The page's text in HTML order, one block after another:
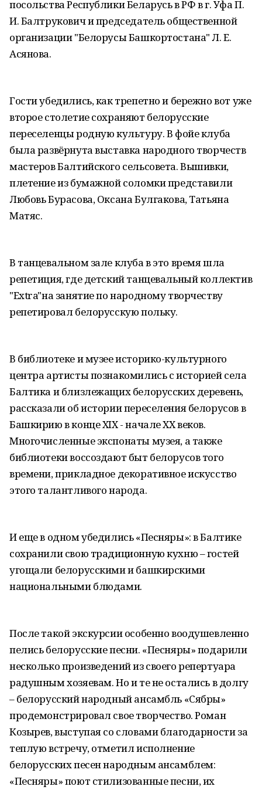
посольства Республики Беларусь в РФ в г. Уфа П.
И. Балтрукович и председатель общественной
организации "Белорусы Башкортостана" Л. Е.
Асянова.
Гости убедились, как трепетно и бережно вот уже
второе столетие сохраняют белорусские
переселенцы родную культуру. В фойе клуба
была развёрнута выставка народного творчеств
мастеров Балтийского сельсовета. Вышивки,
плетение из бумажной соломки представили
Любовь Бурасова, Оксана Булгакова, Татьяна
Матяс.
В танцевальном зале клуба в это время шла
репетиция, где детский танцевальный коллектив
"Еxtra"на занятие по народному творчеству
репетировал белорусскую польку.
В библиотеке и музее историко-культурного
центра артисты познакомились с историей села
Балтика и близлежащих белорусских деревень,
рассказали об истории переселения белорусов в
Башкирию в конце XIX - начале XX веков.
Многочисленные экспонаты музея, а также
библиотеки воссоздают быт белорусов того
времени, прикладное декоративное искусство
этого талантливого народа.
И еще в одном убедились «Песняры»: в Балтике
сохранили свою традиционную кухню – гостей
угощали белорусскими и башкирскими
национальными блюдами.
После такой экскурсии особенно воодушевленно
пелись белорусские песни. «Песняры» подарили
несколько произведений из своего репертуара
радушным хозяевам. Но и те не остались в долгу
– белорусский народный ансамбль «Сябры»
продемонстрировал свое творчество. Роман
Козырев, выступая со словами благодарности за
теплую встречу, отметил исполнение
белорусских песен народным ансамблем:
«Песняры» поют стилизованные песни, их